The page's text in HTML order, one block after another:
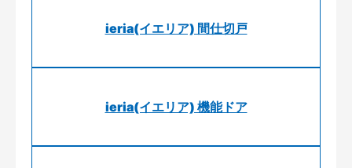
ieria(イエリア) 間仕切戸
ieria(イエリア) 機能ドア